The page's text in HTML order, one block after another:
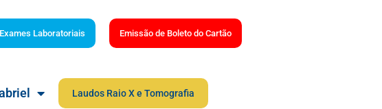
Laboratoriais Emissão de Boleto do Cartão
Laudos Raio X e Tomografia